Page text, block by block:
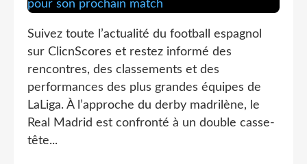
Suivez toute l’actualité du football espagnol
sur ClicnScores et restez informé des
rencontres, des classements et des
performances des plus grandes équipes de
LaLiga. À l’approche du derby madrilène, le
Real Madrid est confronté à un double casse-
tête...